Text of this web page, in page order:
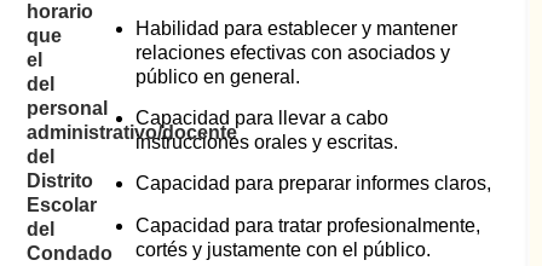
horario
que
el
del
personal
administrativo/docente
del
Distrito
Escolar
del
Condado
Habilidad para establecer y mantener
relaciones efectivas con asociados y
público en general.
Capacidad para llevar a cabo
instrucciones orales y escritas.
Capacidad para preparar informes claros,
Capacidad para tratar profesionalmente,
cortés y justamente con el público.